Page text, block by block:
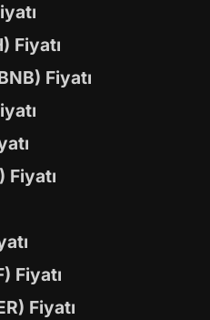
Fiyatı
Fiyatı
Fiyatı
Fiyatı
Fiyatı